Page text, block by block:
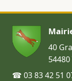
40
☎ 03 83 42 51